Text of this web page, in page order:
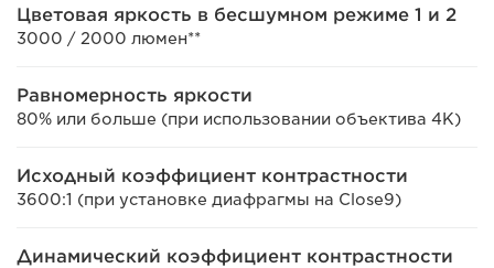
Цветовая яркость в бесшумном режиме 1 и 2
3000 / 2000 люмен**
Равномерность яркости
80% или больше (при использовании объектива 4K)
Исходный коэффициент контрастности
3600:1 (при установке диафрагмы на Close9)
Динамический коэффициент контрастности